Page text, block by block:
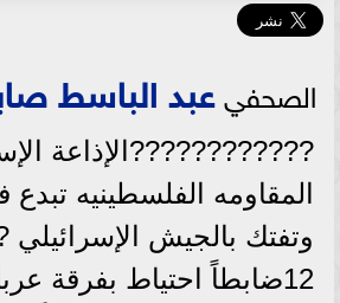
الصحفيعبد الباسط
????????????الإذاعة
المقاومه الفلسطينيه
وتفتك بالجيش
12ضابطاً احتياط بفرقة